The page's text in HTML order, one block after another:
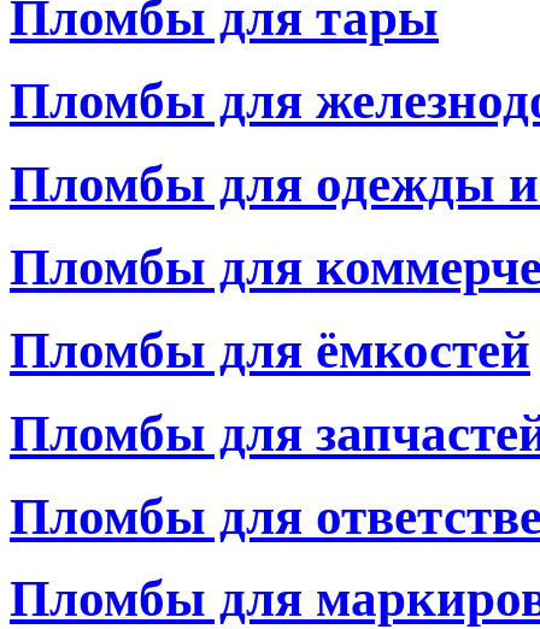
Пломбы для тары
Пломбы для
Пломбы для одежды и
Пломбы для
Пломбы для ёмкостей
Пломбы для
Пломбы для
Пломбы для